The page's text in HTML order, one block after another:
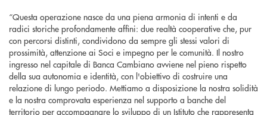
“Questa operazione nasce da una piena armonia di intenti e da
radici storiche profondamente affini: due realtà cooperative che, pur
con percorsi distinti, condividono da sempre gli stessi valori di
prossimità, attenzione ai Soci e impegno per le comunità. Il nostro
ingresso nel capitale di Banca Cambiano avviene nel pieno rispetto
della sua autonomia e identità, con l'obiettivo di costruire una
relazione di lungo periodo. Mettiamo a disposizione la nostra solidità
e la nostra comprovata esperienza nel supporto a banche del
territorio per accompagnare lo sviluppo di un Istituto che rappresenta